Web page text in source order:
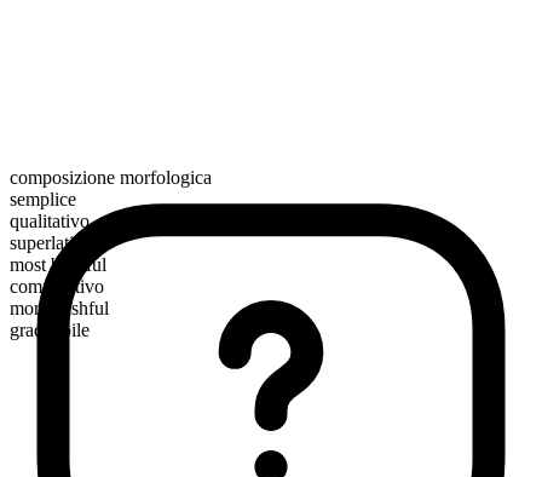
composizione morfologica
semplice
qualitativo
superlativo
most bashful
comparativo
more bashful
graduabile